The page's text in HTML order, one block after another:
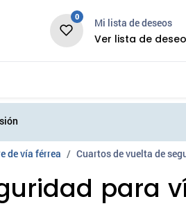
0 Mi lista de deseos
Ver lista de
de vía férrea Cuartos de vuelta de
para